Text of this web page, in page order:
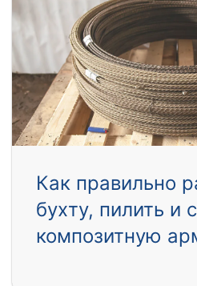
Как правильно
бухту, пилить и
композитную